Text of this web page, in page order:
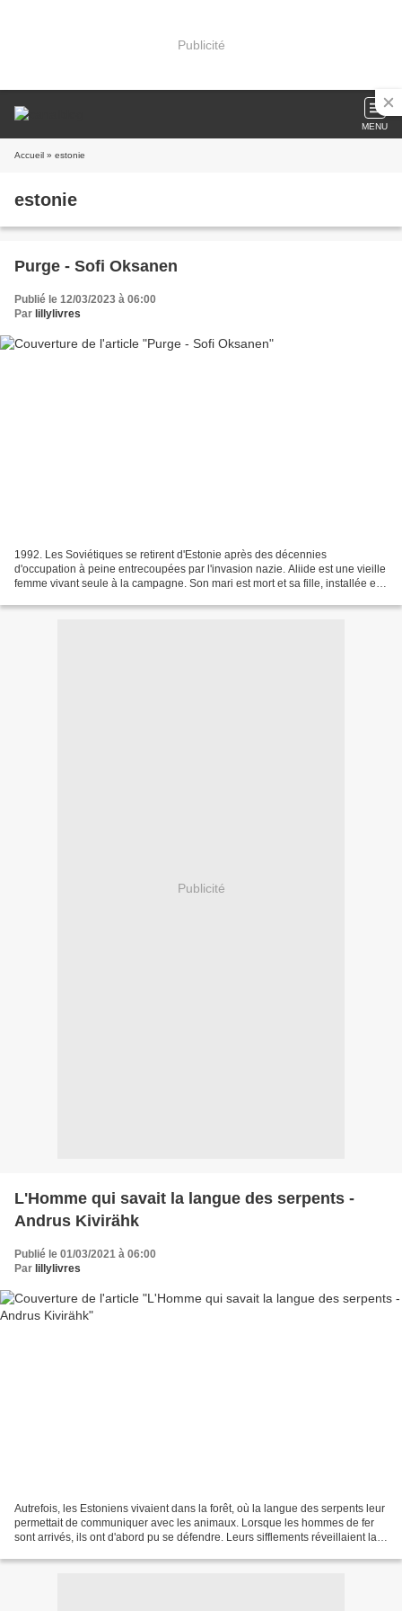
Publicité
MENU
Accueil » estonie
estonie
Purge - Sofi Oksanen
Publié le 12/03/2023 à 06:00
Par lillylivres
1992. Les Soviétiques se retirent d'Estonie après des décennies
d'occupation à peine entrecoupées par l'invasion nazie. Aliide est une vieille
femme vivant seule à la campagne. Son mari est mort et sa fille, installée en
Publicité
L'Homme qui savait la langue des serpents -
Andrus Kivirähk
Publié le 01/03/2021 à 06:00
Par lillylivres
Autrefois, les Estoniens vivaient dans la forêt, où la langue des serpents leur
permettait de communiquer avec les animaux. Lorsque les hommes de fer
sont arrivés, ils ont d'abord pu se défendre. Leurs sifflements réveillaient la